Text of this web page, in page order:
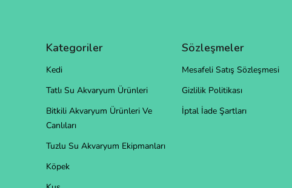
Kategoriler
Kedi
Tatlı Su Akvaryum Ürünleri
Bitkili Akvaryum Ürünleri Ve
Canlıları
Tuzlu Su Akvaryum Ekipmanları
Köpek
Sözleşmeler
Mesafeli Satış Sözleşmesi
Gizlilik Politikası
İptal İade Şartları